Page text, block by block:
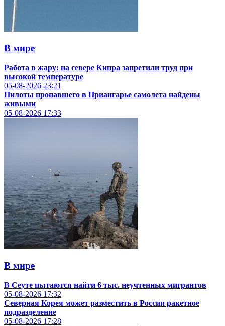
В мире
Работа в жару: на севере Кипра запретили труд при
высокой температуре
05-08-2026 23:21
Пилоты пропавшего в Приангарье самолета найдены
живыми
05-08-2026 17:33
В мире
В Сеуте пытаются найти 6 тыс. неучтенных мигрантов
05-08-2026 17:32
Северная Корея может разместить в России ракетное
подразделение
05-08-2026 17:28